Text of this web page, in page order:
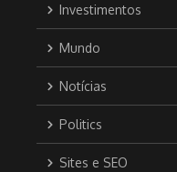
Investimentos
Mundo
Notícias
Politics
Sites e SEO